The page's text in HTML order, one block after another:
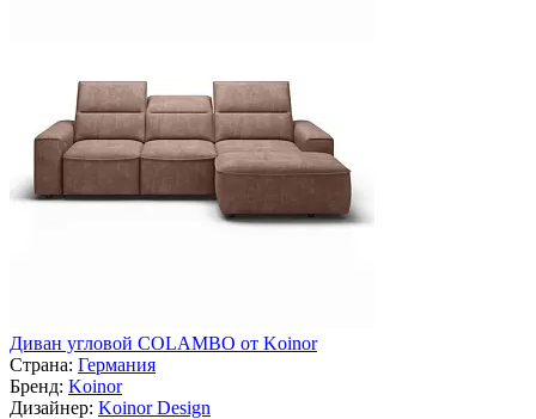
Диван угловой COLAMBO от Koinor
Страна: Германия
Бренд: Koinor
Дизайнер: Koinor Design